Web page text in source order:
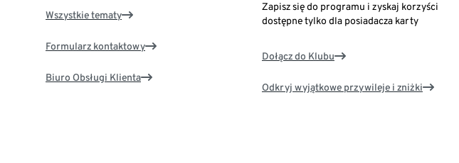
Wszystkie tematy
Formularz kontaktowy
Biuro Obsługi Klienta
Zapisz się do programu i zyskaj korzyści
dostępne tylko dla posiadacza karty
Dołącz do Klubu
Odkryj wyjątkowe przywileje i zniżki